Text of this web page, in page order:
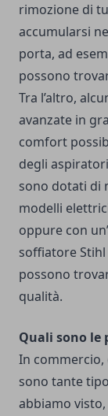
rimozione di
accumularsi
porta, ad
possono
Tra l’altro,
avanzate in
comfort
degli
sono dotati di
modelli
oppure con
soffiatore
possono
qualità.
Quali sono
In
sono tante
abbiamo visto,